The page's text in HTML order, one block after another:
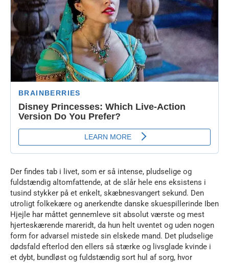
Der findes tab i livet, som er så intense, pludselige og
fuldstændig altomfattende, at de slår hele ens eksistens i
tusind stykker på et enkelt, skæbnesvangert sekund. Den
utroligt folkekære og anerkendte danske skuespillerinde Iben
Hjejle har måttet gennemleve sit absolut værste og mest
hjerteskærende mareridt, da hun helt uventet og uden nogen
form for advarsel mistede sin elskede mand. Det pludselige
dødsfald efterlod den ellers så stærke og livsglade kvinde i
et dybt, bundløst og fuldstændig sort hul af sorg, hvor